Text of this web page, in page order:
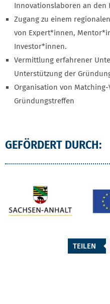
Innovationslaboren an den
Zugang zu einem
von Expert*innen,
Investor*innen.
Vermittlung erfahrener
Unterstützung der
Organisation von
Gründungstreffen
GEFÖRDERT DURCH:
TEILEN